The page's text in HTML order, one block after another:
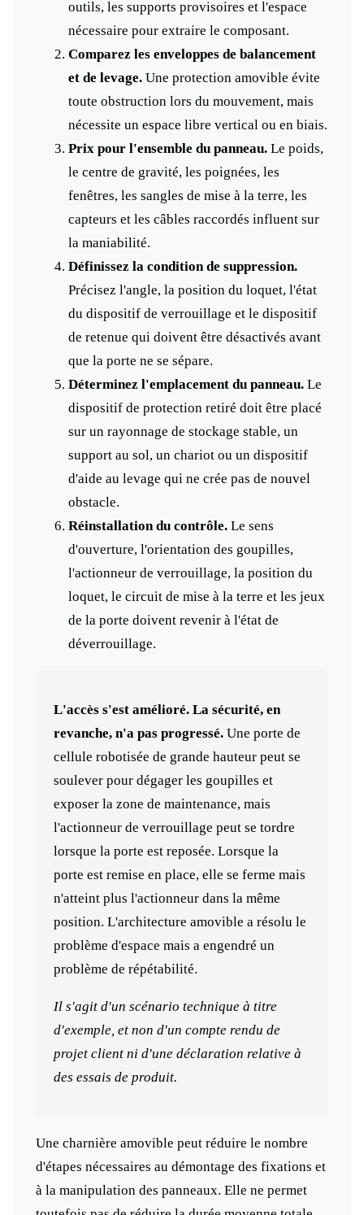
outils, les supports provisoires et l'espace
nécessaire pour extraire le composant.
Comparez les enveloppes de balancement
et de levage. Une protection amovible évite
toute obstruction lors du mouvement, mais
nécessite un espace libre vertical ou en biais.
Prix pour l'ensemble du panneau. Le poids,
le centre de gravité, les poignées, les
fenêtres, les sangles de mise à la terre, les
capteurs et les câbles raccordés influent sur
la maniabilité.
Définissez la condition de suppression.
Précisez l'angle, la position du loquet, l'état
du dispositif de verrouillage et le dispositif
de retenue qui doivent être désactivés avant
que la porte ne se sépare.
Déterminez l'emplacement du panneau. Le
dispositif de protection retiré doit être placé
sur un rayonnage de stockage stable, un
support au sol, un chariot ou un dispositif
d'aide au levage qui ne crée pas de nouvel
obstacle.
Réinstallation du contrôle. Le sens
d'ouverture, l'orientation des goupilles,
l'actionneur de verrouillage, la position du
loquet, le circuit de mise à la terre et les jeux
de la porte doivent revenir à l'état de
déverrouillage.
L'accès s'est amélioré. La sécurité, en
revanche, n'a pas progressé. Une porte de
cellule robotisée de grande hauteur peut se
soulever pour dégager les goupilles et
exposer la zone de maintenance, mais
l'actionneur de verrouillage peut se tordre
lorsque la porte est reposée. Lorsque la
porte est remise en place, elle se ferme mais
n'atteint plus l'actionneur dans la même
position. L'architecture amovible a résolu le
problème d'espace mais a engendré un
problème de répétabilité.
Il s'agit d'un scénario technique à titre
d'exemple, et non d'un compte rendu de
projet client ni d'une déclaration relative à
des essais de produit.
Une charnière amovible peut réduire le nombre
d'étapes nécessaires au démontage des fixations et
à la manipulation des panneaux. Elle ne permet